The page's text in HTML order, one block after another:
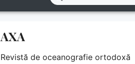
AXA
Revistă de oceanografie ortodoxă